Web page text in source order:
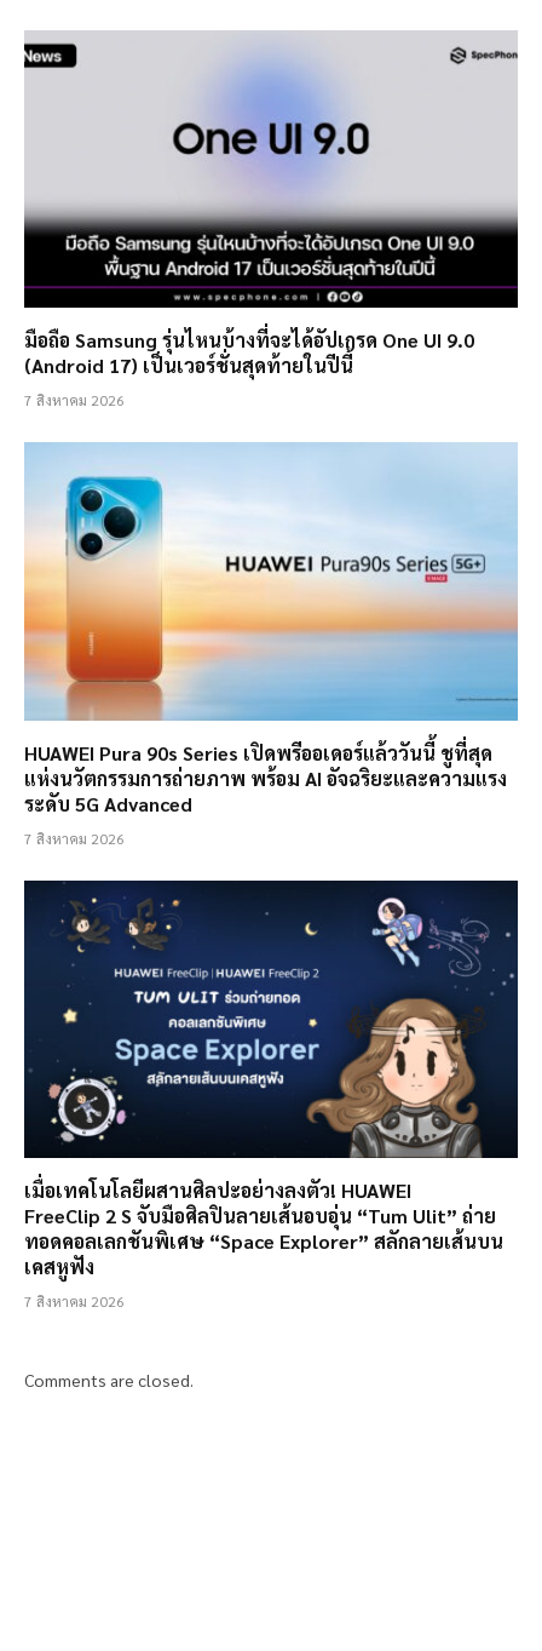
มือถือ Samsung รุ่นไหนบ้างที่จะได้อัปเกรด One UI 9.0
(Android 17) เป็นเวอร์ชั่นสุดท้ายในปีนี้
7 สิงหาคม 2026
HUAWEI Pura 90s Series เปิดพรีออเดอร์แล้ววันนี้ ชูที่สุด
แห่งนวัตกรรมการถ่ายภาพ พร้อม AI อัจฉริยะและความแรง
ระดับ 5G Advanced
7 สิงหาคม 2026
เมื่อเทคโนโลยีผสานศิลปะอย่างลงตัว! HUAWEI
FreeClip 2 S จับมือศิลปินลายเส้นอบอุ่น “Tum Ulit” ถ่าย
ทอดคอลเลกชันพิเศษ “Space Explorer” สลักลายเส้นบน
เคสหูฟัง
7 สิงหาคม 2026
Comments are closed.